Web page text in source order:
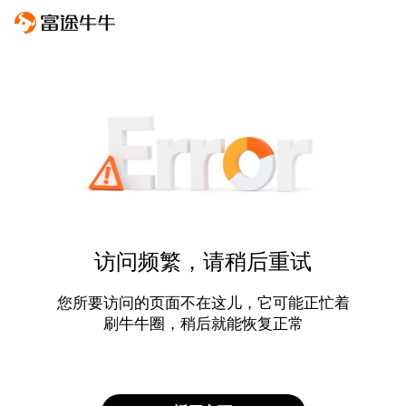
访问频繁，请稍后重试
您所要访问的页面不在这儿，它可能正忙着
刷牛牛圈，稍后就能恢复正常